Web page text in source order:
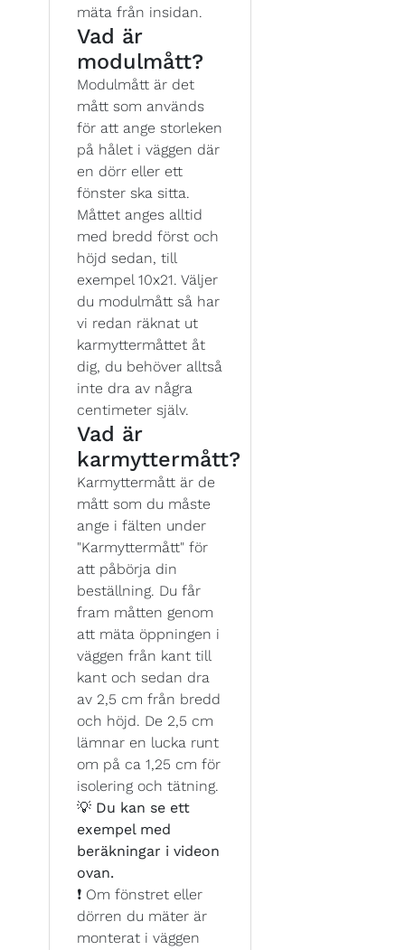
mäta från insidan.
Vad är
modulmått?
Modulmått är det
mått som används
för att ange storleken
på hålet i väggen där
en dörr eller ett
fönster ska sitta.
Måttet anges alltid
med bredd först och
höjd sedan, till
exempel 10x21. Väljer
du modulmått så har
vi redan räknat ut
karmyttermåttet åt
dig, du behöver alltså
inte dra av några
centimeter själv.
Vad är
karmyttermått?
Karmyttermått är de
mått som du måste
ange i fälten under
"Karmyttermått" för
att påbörja din
beställning. Du får
fram måtten genom
att mäta öppningen i
väggen från kant till
kant och sedan dra
av 2,5 cm från bredd
och höjd. De 2,5 cm
lämnar en lucka runt
om på ca 1,25 cm för
isolering och tätning.
💡 Du kan se ett
exempel med
beräkningar i videon
ovan.
❗ Om fönstret eller
dörren du mäter är
monterat i väggen